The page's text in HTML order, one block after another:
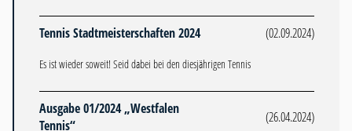
Tennis Stadtmeisterschaften 2024 (02.09.2024)
Es ist wieder soweit! Seid dabei bei den diesjährigen Tennis
Ausgabe 01/2024 „Westfalen
Tennis“
(26.04.2024)